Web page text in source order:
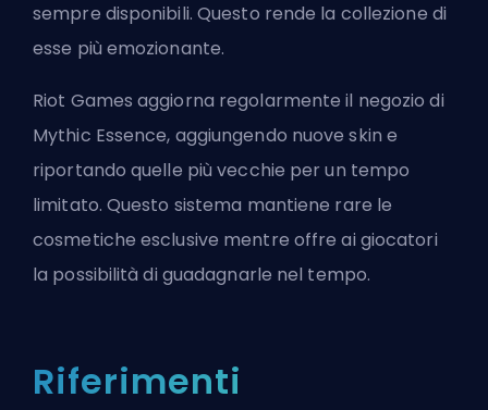
sempre disponibili. Questo rende la collezione di
esse più emozionante.
Riot Games aggiorna regolarmente il negozio di
Mythic Essence, aggiungendo nuove skin e
riportando quelle più vecchie per un tempo
limitato. Questo sistema mantiene rare le
cosmetiche esclusive mentre offre ai giocatori
la possibilità di guadagnarle nel tempo.
Riferimenti